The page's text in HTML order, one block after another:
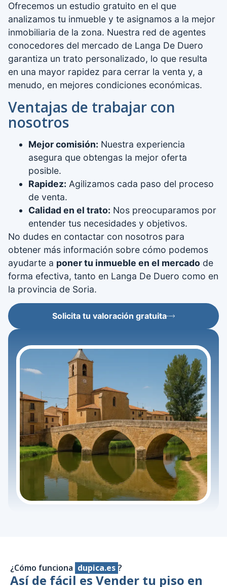
Ofrecemos un estudio gratuito en el que
analizamos tu inmueble y te asignamos a la mejor
inmobiliaria de la zona. Nuestra red de agentes
conocedores del mercado de Langa De Duero
garantiza un trato personalizado, lo que resulta
en una mayor rapidez para cerrar la venta y, a
menudo, en mejores condiciones económicas.
Ventajas de trabajar con
nosotros
Mejor comisión: Nuestra experiencia
asegura que obtengas la mejor oferta
posible.
Rapidez: Agilizamos cada paso del proceso
de venta.
Calidad en el trato: Nos preocuparamos por
entender tus necesidades y objetivos.
No dudes en contactar con nosotros para
obtener más información sobre cómo podemos
ayudarte a poner tu inmueble en el mercado de
forma efectiva, tanto en Langa De Duero como en
la provincia de Soria.
Solicita tu valoración gratuita
¿Cómo funciona dupica.es ?
Así de fácil es Vender tu piso en